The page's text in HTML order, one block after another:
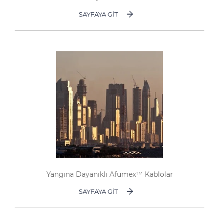
SAYFAYA GIT
Yangına Dayanıklı Afumex™ Kablolar
SAYFAYA GIT